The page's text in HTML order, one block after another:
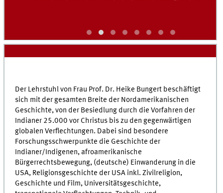
Der Lehrstuhl von Frau Prof. Dr. Heike Bungert beschäftigt
sich mit der gesamten Breite der Nordamerikanischen
Geschichte, von der Besiedlung durch die Vorfahren der
Indianer 25.000 vor Christus bis zu den gegenwärtigen
globalen Verflechtungen. Dabei sind besondere
Forschungsschwerpunkte die Geschichte der
Indianer/Indigenen, afroamerikanische
Bürgerrechtsbewegung, (deutsche) Einwanderung in die
USA, Religionsgeschichte der USA inkl. Zivilreligion,
Geschichte und Film, Universitätsgeschichte,